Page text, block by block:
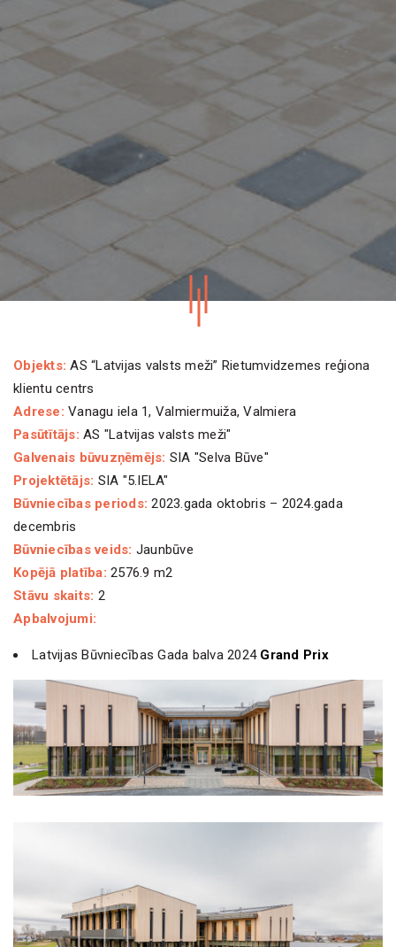
Objekts: AS “Latvijas valsts meži” Rietumvidzemes reģiona
klientu centrs
Adrese: Vanagu iela 1, Valmiermuiža, Valmiera
Pasūtītājs: AS "Latvijas valsts meži"
Galvenais būvuzņēmējs: SIA "Selva Būve"
Projektētājs: SIA "5.IELA"
Būvniecības periods: 2023.gada oktobris – 2024.gada
decembris
Būvniecības veids: Jaunbūve
Kopējā platība: 2576.9 m2
Stāvu skaits: 2
Apbalvojumi:
Latvijas Būvniecības Gada balva 2024 Grand Prix